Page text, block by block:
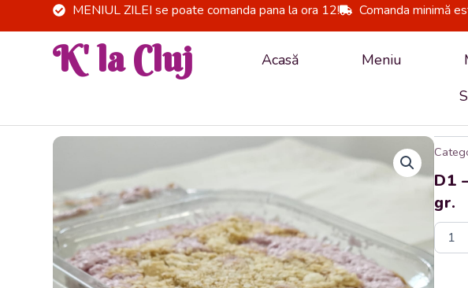
to
MENIUL ZILEI se poate comanda pana la ora 12! Comanda minimă
K' la Cluj Acasă Meniu
D1
gr.